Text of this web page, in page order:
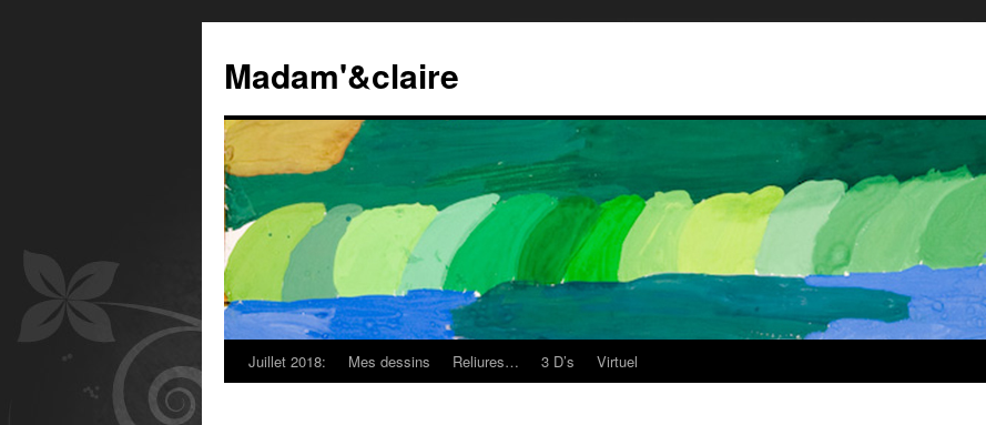
Madam'&claire
Juillet 2018: Mes dessins Reliures… 3 D’s Virtuel